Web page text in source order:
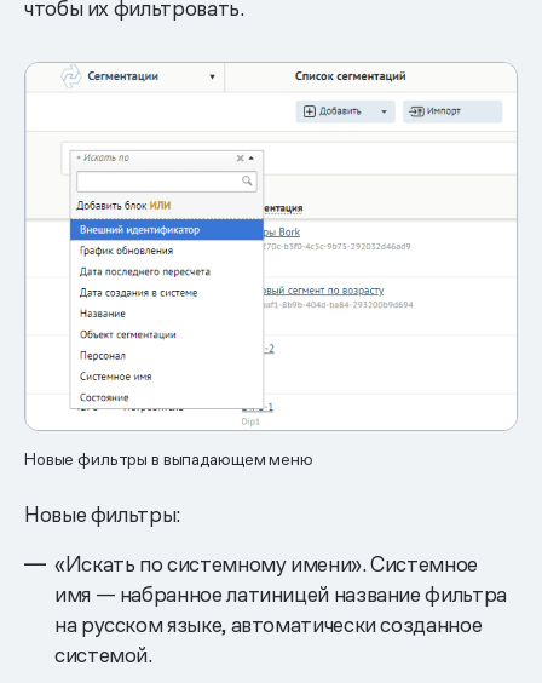
чтобы их фильтровать.
Новые фильтры в выпадающем меню
Новые фильтры:
«Искать по системному имени». Системное
имя — набранное латиницей название фильтра
на русском языке, автоматически созданное
системой.